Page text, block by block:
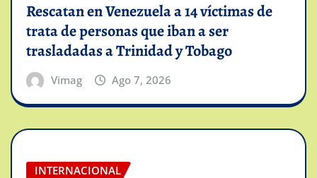
Rescatan en Venezuela a 14 víctimas de
trata de personas que iban a ser
trasladadas a Trinidad y Tobago
Vimag Ago 7, 2026
INTERNACIONAL